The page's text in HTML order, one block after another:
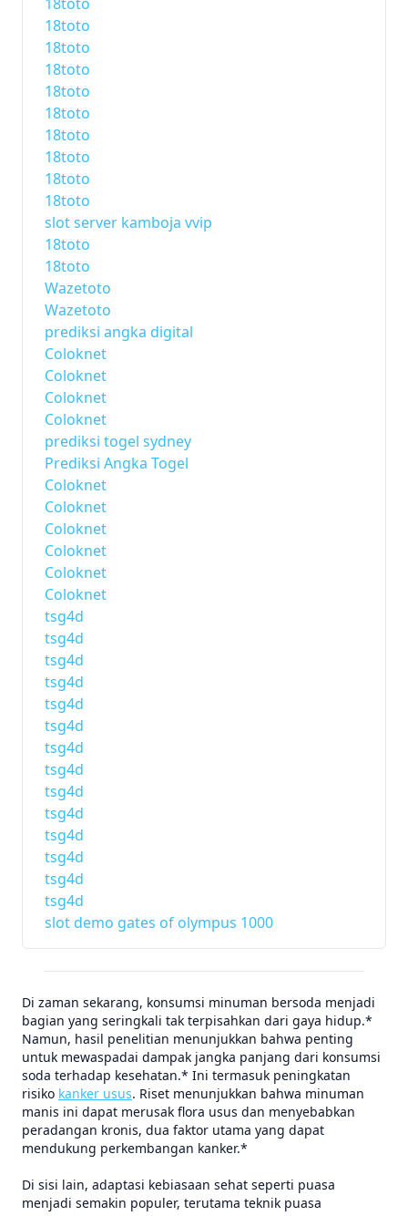
18toto
18toto
18toto
18toto
18toto
18toto
18toto
18toto
18toto
slot server kamboja vvip
18toto
18toto
Wazetoto
Wazetoto
prediksi angka digital
Coloknet
Coloknet
Coloknet
Coloknet
prediksi togel sydney
Prediksi Angka Togel
Coloknet
Coloknet
Coloknet
Coloknet
Coloknet
Coloknet
tsg4d
tsg4d
tsg4d
tsg4d
tsg4d
tsg4d
tsg4d
tsg4d
tsg4d
tsg4d
tsg4d
tsg4d
tsg4d
tsg4d
slot demo gates of olympus 1000
Di zaman sekarang, konsumsi minuman bersoda menjadi
bagian yang seringkali tak terpisahkan dari gaya hidup.*
Namun, hasil penelitian menunjukkan bahwa penting
untuk mewaspadai dampak jangka panjang dari konsumsi
soda terhadap kesehatan.* Ini termasuk peningkatan
risiko kanker usus. Riset menunjukkan bahwa minuman
manis ini dapat merusak flora usus dan menyebabkan
peradangan kronis, dua faktor utama yang dapat
mendukung perkembangan kanker.*
Di sisi lain, adaptasi kebiasaan sehat seperti puasa
menjadi semakin populer, terutama teknik puasa